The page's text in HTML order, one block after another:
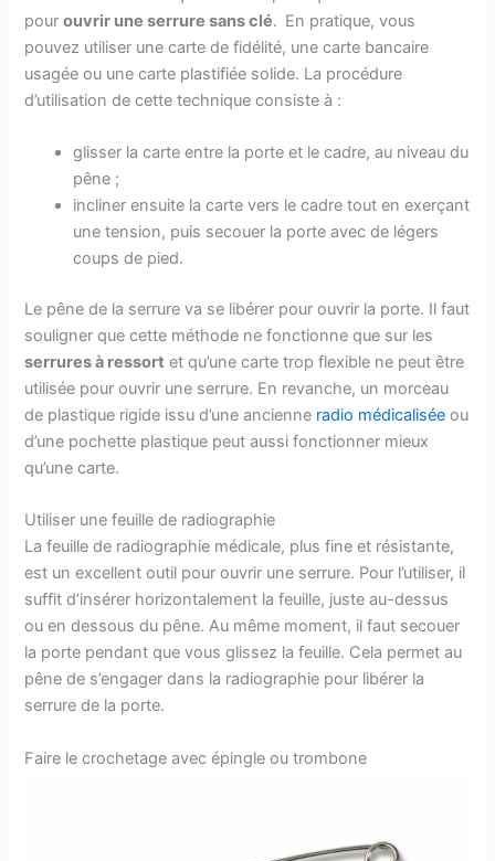
pourouvrir une serrure sans clé. En pratique, vous
pouvez utiliser une carte de fidélité, une carte bancaire
usagée ou une carte plastifiée solide. La procédure
d’utilisation de cette technique consiste à :
glisser la carte entre la porte et le cadre, au niveau du
pêne ;
incliner ensuite la carte vers le cadre tout en exerçant
une tension, puis secouer la porte avec de légers
coups de pied.
Le pêne de la serrure va se libérer pour ouvrir la porte. Il faut
souligner que cette méthode ne fonctionne que sur les
serrures à ressort et qu’une carte trop flexible ne peut être
utilisée pour ouvrir une serrure. En revanche, un morceau
de plastique rigide issu d’une ancienne radio médicalisée ou
d’une pochette plastique peut aussi fonctionner mieux
qu’une carte.
Utiliser une feuille de radiographie
La feuille de radiographie médicale, plus fine et résistante,
est un excellent outil pour ouvrir une serrure. Pour l’utiliser, il
suffit d’insérer horizontalement la feuille, juste au-dessus
ou en dessous du pêne. Au même moment, il faut secouer
la porte pendant que vous glissez la feuille. Cela permet au
pêne de s’engager dans la radiographie pour libérer la
serrure de la porte.
Faire le crochetage avec épingle ou trombone